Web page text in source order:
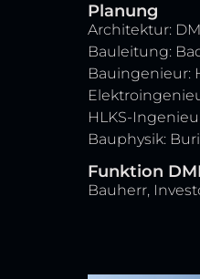
Planung
Architektur:
Bauleitung:
Bauingenieur:
HLKS-
Bauphysik:
Funktion
Bauherr,